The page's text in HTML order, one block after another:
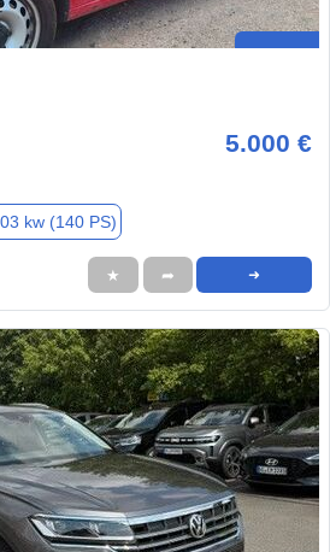
5.000 €
kw (140 PS)
★ ➦ ➜